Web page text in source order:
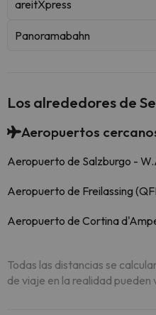
areitXpress
Panoramabahn
Los alrededores de
Aeropuertos
Aeropuerto de Salzburgo -
Aeropuerto de Freilassing
Aeropuerto de Cortina
Todas las distancias se
de viaje en la realidad pueden